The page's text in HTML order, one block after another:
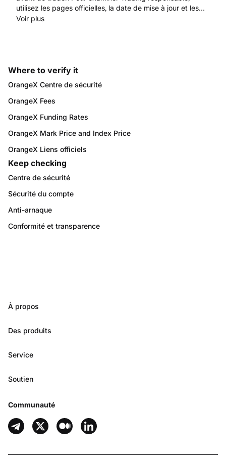
utilisez les pages officielles, la date de mise à jour et les
contrôles avant toute action de compte ou d’actifs.
Voir plus
Where to verify it
OrangeX Centre de sécurité
OrangeX Fees
OrangeX Funding Rates
OrangeX Mark Price and Index Price
OrangeX Liens officiels
Keep checking
Centre de sécurité
Sécurité du compte
Anti-arnaque
Conformité et transparence
À propos
Des produits
Service
Soutien
Communauté